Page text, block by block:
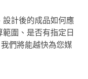
計後的成品如何應
圍、是否有指定日
們將能越快為您媒